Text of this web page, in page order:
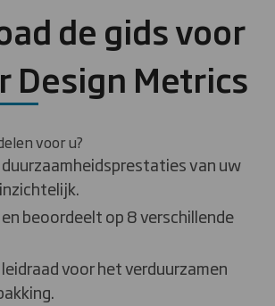
de gids voor
Design Metrics
voor u?
duurzaamheidsprestaties van uw
beoordeelt op 8 verschillende
voor het verduurzamen